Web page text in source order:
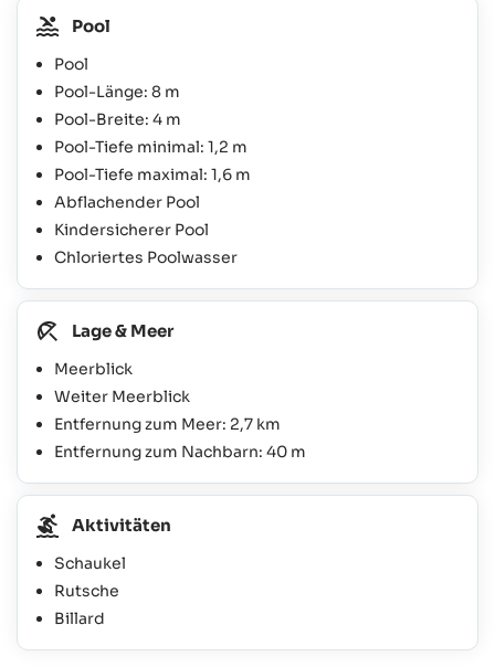
Pool
Pool
Pool-Länge: 8 m
Pool-Breite: 4 m
Pool-Tiefe minimal: 1,2 m
Pool-Tiefe maximal: 1,6 m
Abflachender Pool
Kindersicherer Pool
Chloriertes Poolwasser
Lage & Meer
Meerblick
Weiter Meerblick
Entfernung zum Meer: 2,7 km
Entfernung zum Nachbarn: 40 m
Aktivitäten
Schaukel
Rutsche
Billard